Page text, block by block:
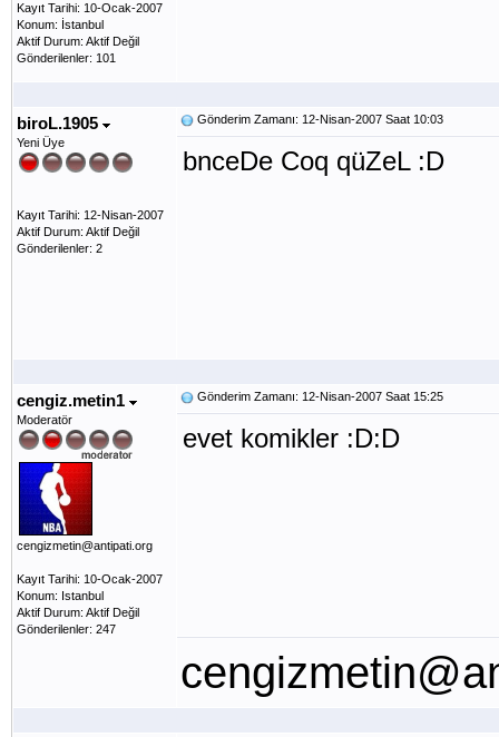
Kayıt Tarihi: 10-Ocak-2007
Konum: İstanbul
Aktif Durum: Aktif Değil
Gönderilenler: 101
biroL.1905
Yeni Üye
Kayıt Tarihi: 12-Nisan-2007
Aktif Durum: Aktif Değil
Gönderilenler: 2
Gönderim Zamanı: 12-Nisan-2007 Saat 10:03
bnceDe Coq qüZeL :D
cengiz.metin1
Moderatör
cengizmetin@antipati.org
Kayıt Tarihi: 10-Ocak-2007
Konum: Istanbul
Aktif Durum: Aktif Değil
Gönderilenler: 247
Gönderim Zamanı: 12-Nisan-2007 Saat 15:25
evet komikler :D:D